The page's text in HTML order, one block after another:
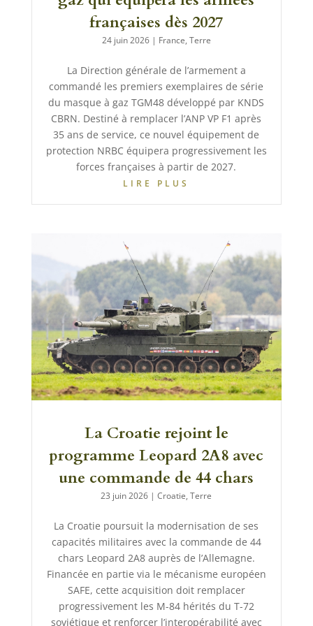
françaises dès 2027
24 juin 2026| France, Terre
La Direction générale de l’armement a
commandé les premiers exemplaires de série
du masque à gaz TGM48 développé par KNDS
CBRN. Destiné à remplacer l’ANP VP F1 après
35 ans de service, ce nouvel équipement de
protection NRBC équipera progressivement les
forces françaises à partir de 2027.
LIRE PLUS
La Croatie rejoint le
programme Leopard 2A8 avec
une commande de 44 chars
23 juin 2026 |Croatie,Terre
La Croatie poursuit la modernisation de ses
capacités militaires avec la commande de 44
chars Leopard 2A8 auprès de l’Allemagne.
Financée en partie via le mécanisme européen
SAFE, cette acquisition doit remplacer
progressivement les M-84 hérités du T-72
soviétique et renforcer l’interopérabilité avec